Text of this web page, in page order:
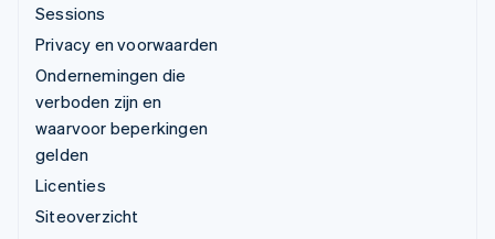
Sessions
Privacy en voorwaarden
Ondernemingen die
verboden zijn en
waarvoor beperkingen
gelden
Licenties
Siteoverzicht